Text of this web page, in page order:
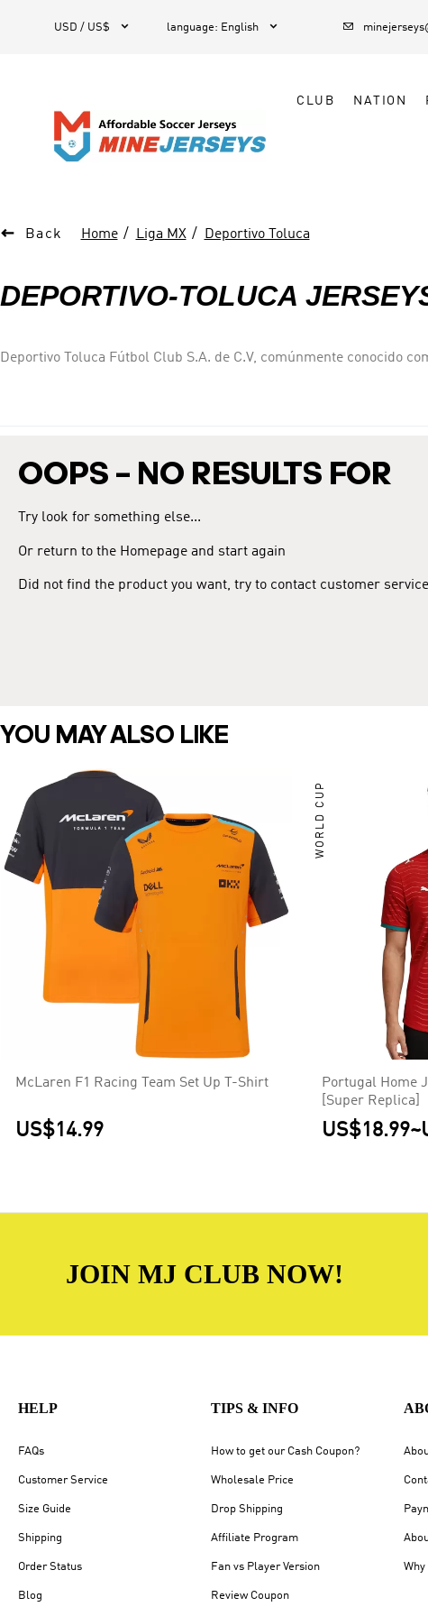
USD / US$  language: English  
CLUB NATION
 Back Home Liga MX Deportivo Toluca
DEPORTIVO-TOLUCA
Deportivo Toluca Fútbol Club S.A. de C.V, comúnmente conocido
Mexicana 10 veces, convirtiéndose en el tercer equipo más
OOPS – NO RESULTS FOR
Try look for something else...
Or return to the Homepage and start again
Did not find the product you want, try to contact customer service
YOU MAY ALSO LIKE
McLaren F1 Racing Team Set Up T-Shirt
US$14.99
WORLD CUP
Portugal Home
[Super Replica]
US$18.99~
JOIN MJ CLUB NOW!
HELP
FAQs
Customer Service
Size Guide
Shipping
Order Status
Blog
TIPS & INFO
How to get our Cash Coupon?
Wholesale Price
Drop Shipping
Affiliate Program
Fan vs Player Version
Review Coupon
Why